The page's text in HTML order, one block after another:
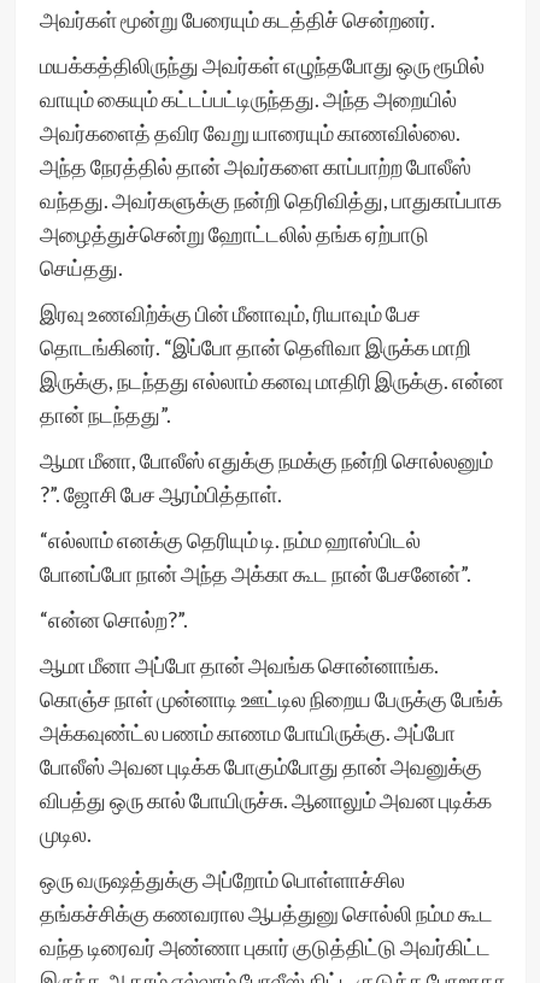
அவர்கள் மூன்று பேரையும் கடத்திச் சென்றனர்.
மயக்கத்திலிருந்து அவர்கள் எழுந்தபோது ஒரு ரூமில்
வாயும் கையும் கட்டப்பட்டிருந்தது. அந்த அறையில்
அவர்களைத் தவிர வேறு யாரையும் காணவில்லை.
அந்த நேரத்தில் தான் அவர்களை காப்பாற்ற போலீஸ்
வந்தது. அவர்களுக்கு நன்றி தெரிவித்து, பாதுகாப்பாக
அழைத்துச்சென்று ஹோட்டலில் தங்க ஏற்பாடு
செய்தது.
இரவு உணவிற்க்கு பின் மீனாவும், ரியாவும் பேச
தொடங்கினர். “இப்போ தான் தெளிவா இருக்க மாறி
இருக்கு, நடந்தது எல்லாம் கனவு மாதிரி இருக்கு. என்ன
தான் நடந்தது”.
ஆமா மீனா, போலீஸ் எதுக்கு நமக்கு நன்றி சொல்லனும்
?”. ஜோசி பேச ஆரம்பித்தாள்.
“எல்லாம் எனக்கு தெரியும் டி. நம்ம ஹாஸ்பிடல்
போனப்போ நான் அந்த அக்கா கூட நான் பேசனேன்”.
“என்ன சொல்ற?”.
ஆமா மீனா அப்போ தான் அவங்க சொன்னாங்க.
கொஞ்ச நாள் முன்னாடி ஊட்டில நிறைய பேருக்கு பேங்க்
அக்கவுண்ட்ல பணம் காணம போயிருக்கு. அப்போ
போலீஸ் அவன புடிக்க போகும்போது தான் அவனுக்கு
விபத்து ஒரு கால் போயிருச்சு. ஆனாலும் அவன புடிக்க
முடில.
ஒரு வருஷத்துக்கு அப்றோம் பொள்ளாச்சில
தங்கச்சிக்கு கணவரால ஆபத்துனு சொல்லி நம்ம கூட
வந்த டிரைவர் அண்ணா புகார் குடுத்திட்டு அவர்கிட்ட